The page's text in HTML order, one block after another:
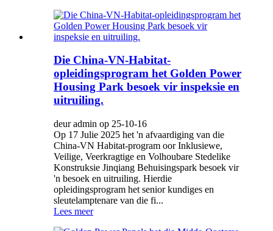
Die China-VN-Habitat-
opleidingsprogram het Golden Power
Housing Park besoek vir inspeksie en
uitruiling.
deur admin op 25-10-16
Op 17 Julie 2025 het 'n afvaardiging van die
China-VN Habitat-program oor Inklusiewe,
Veilige, Veerkragtige en Volhoubare Stedelike
Konstruksie Jinqiang Behuisingspark besoek vir
'n besoek en uitruiling. Hierdie
opleidingsprogram het senior kundiges en
sleutelamptenare van die fi...
Lees meer